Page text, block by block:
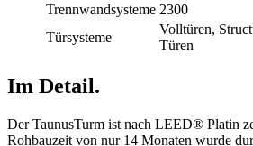
Trennwandsysteme 2300
Türsysteme
Volltüren,
Türen
Im Detail.
Der TaunusTurm ist nach LEED® Platin
Rohbauzeit von nur 14 Monaten wurde